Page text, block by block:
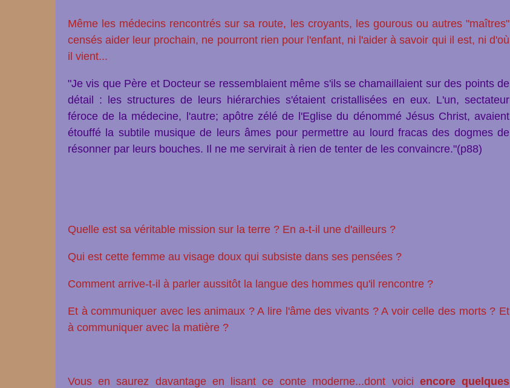
Même les médecins rencontrés sur sa route, les croyants, les gourous ou autres "maîtres"
censés aider leur prochain, ne pourront rien pour l'enfant, ni l'aider à savoir qui il est, ni d'où
il vient...
"Je vis que Père et Docteur se ressemblaient même s'ils se chamaillaient sur des points de
détail : les structures de leurs hiérarchies s'étaient cristallisées en eux. L'un, sectateur
féroce de la médecine, l'autre; apôtre zélé de l'Eglise du dénommé Jésus Christ, avaient
étouffé la subtile musique de leurs âmes pour permettre au lourd fracas des dogmes de
résonner par leurs bouches. Il ne me servirait à rien de tenter de les convaincre."(p88)
Quelle est sa véritable mission sur la terre ? En a-t-il une d'ailleurs ?
Qui est cette femme au visage doux qui subsiste dans ses pensées ?
Comment arrive-t-il à parler aussitôt la langue des hommes qu'il rencontre ?
Et à communiquer avec les animaux ? A lire l'âme des vivants ? A voir celle des morts ? Et
à communiquer avec la matière ?
Vous en saurez davantage en lisant ce conte moderne...dont voici encore quelques